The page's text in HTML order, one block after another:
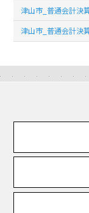
津山市_普通会計決
津山市_普通会計決